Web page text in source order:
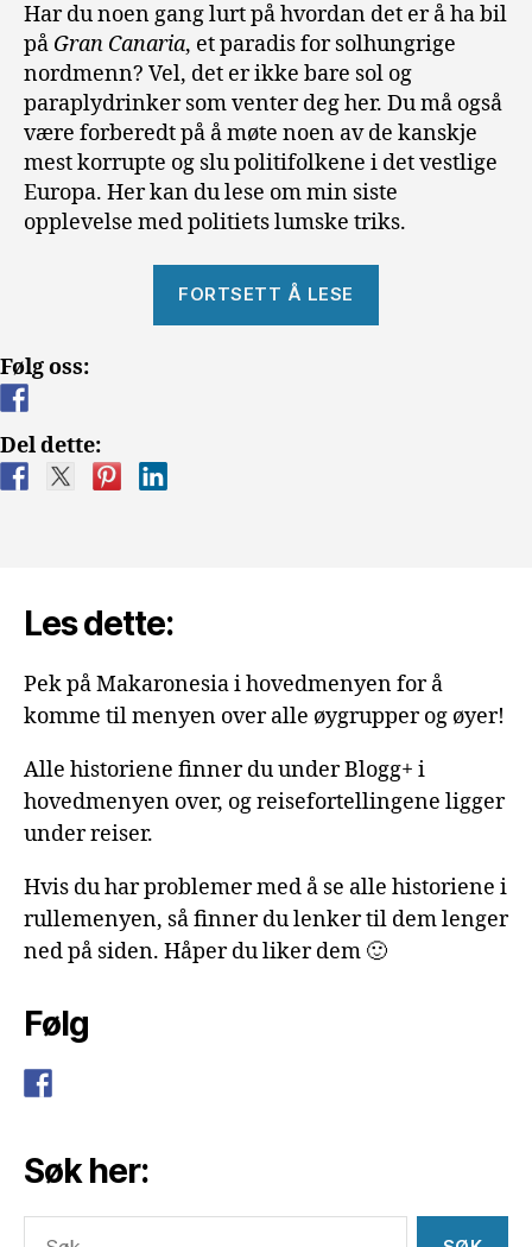
Har du noen gang lurt på hvordan det er å ha bil
på Gran Canaria, et paradis for solhungrige
nordmenn? Vel, det er ikke bare sol og
paraplydrinker som venter deg her. Du må også
være forberedt på å møte noen av de kanskje
mest korrupte og slu politifolkene i det vestlige
Europa. Her kan du lese om min siste
opplevelse med politiets lumske triks.
FORTSETT Å LESE
Følg oss:
Del dette:
Les dette:
Pek på Makaronesia i hovedmenyen for å
komme til menyen over alle øygrupper og øyer!
Alle historiene finner du under Blogg+ i
hovedmenyen over, og reisefortellingene ligger
under reiser.
Hvis du har problemer med å se alle historiene i
rullemenyen, så finner du lenker til dem lenger
ned på siden. Håper du liker dem 🙂
Følg
Søk her: